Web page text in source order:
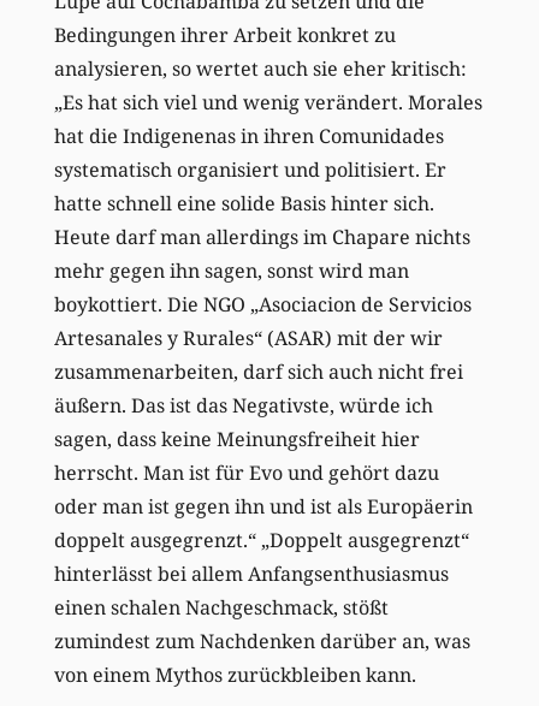
Bedingungen ihrer Arbeit konkret zu
analysieren, so wertet auch sie eher kritisch:
„Es hat sich viel und wenig verändert. Morales
hat die Indigenenas in ihren Comunidades
systematisch organisiert und politisiert. Er
hatte schnell eine solide Basis hinter sich.
Heute darf man allerdings im Chapare nichts
mehr gegen ihn sagen, sonst wird man
boykottiert. Die NGO „Asociacion de Servicios
Artesanales y Rurales“ (ASAR) mit der wir
zusammenarbeiten, darf sich auch nicht frei
äußern. Das ist das Negativste, würde ich
sagen, dass keine Meinungsfreiheit hier
herrscht. Man ist für Evo und gehört dazu
oder man ist gegen ihn und ist als Europäerin
doppelt ausgegrenzt.“ „Doppelt ausgegrenzt“
hinterlässt bei allem Anfangsenthusiasmus
einen schalen Nachgeschmack, stößt
zumindest zum Nachdenken darüber an, was
von einem Mythos zurückbleiben kann.